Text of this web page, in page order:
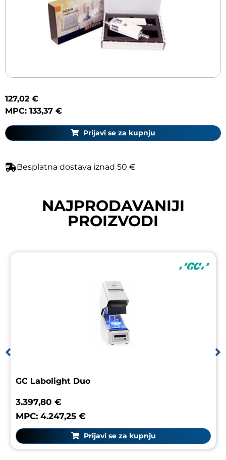
127,02 €
MPC: 133,37 €
Prijavi se za kupnju
Besplatna dostava iznad 50 €
NAJPRODAVANIJI
PROIZVODI
GC Labolight Duo
3.397,80 €
MPC: 4.247,25 €
Prijavi se za kupnju